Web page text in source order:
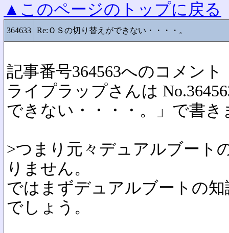
▲このページのトップに戻る
364633 Re:ＯＳの切り替えができない・・・・。
記事番号364563へのコメント
ライプラップさんは
できない・・・・。」で書き
>つまり元々デュアルブート
りません。
ではまずデュアルブートの
でしょう。